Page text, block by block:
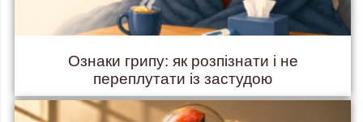
Ознаки грипу: як розпізнати і не
переплутати із застудою